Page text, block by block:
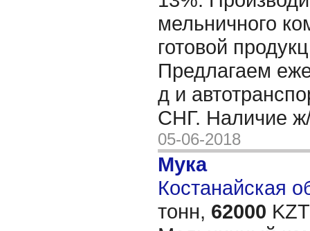
мельничного
готовой
Предлагаем
д и
СНГ. Наличие
05-06-2018
Мука
Костанайская
тонн, 62000